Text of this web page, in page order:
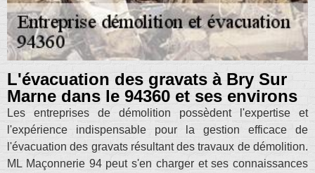
L'évacuation des gravats à Bry Sur
Marne dans le 94360 et ses environs
Les entreprises de démolition possèdent l'expertise et
l'expérience indispensable pour la gestion efficace de
l'évacuation des gravats résultant des travaux de démolition.
ML Maçonnerie 94 peut s'en charger et ses connaissances